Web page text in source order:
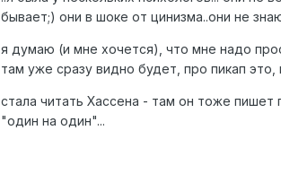
бывает;) они в шоке от цинизма..они не
я думаю (и мне хочется), что мне надо
там уже сразу видно будет, про пикап
стала читать Хассена - там он тоже пишет
"один на один"...